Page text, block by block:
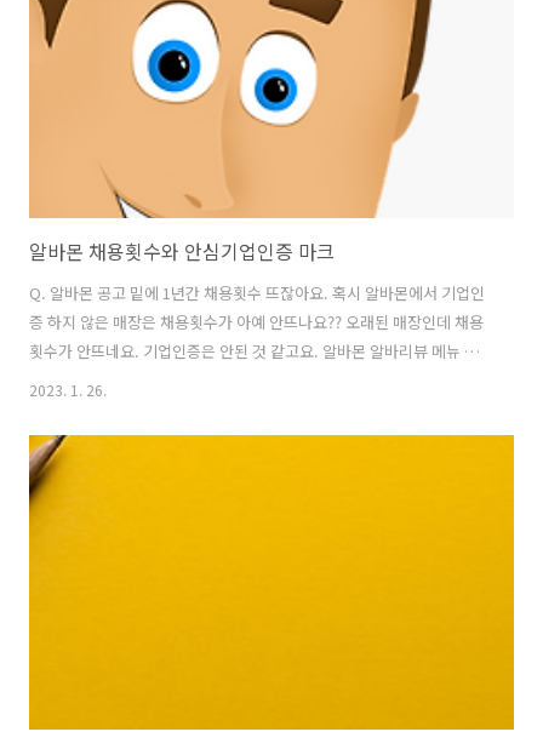
면 그 직전까지 이력서를 받아서 그 중에 적임자를 뽑을 수 있습니다. 만
일 기존 알바생이 다음달에 그만둔다면 좀더 여유가 있겠죠? 이런 경우
알바몬 채용횟수와 안심기업인증 마크
Q. 알바몬 공고 밑에 1년간 채용횟수 뜨잖아요. 혹시 알바몬에서 기업인
증 하지 않은 매장은 채용횟수가 아예 안뜨나요?? 오래된 매장인데 채용
횟수가 안뜨네요. 기업인증은 안된 것 같고요. 알바몬 알바리뷰 메뉴 가
봐도 해당 지점 알바 후기도없고 ㅠ A. 기업인증과 채용횟수는 별개입니
입니다. ​알바몬 기업 인증 마크는 1년 이내에 알바몬 내 사업자 등록증을
업로드하여 인증 확인 절차를 거친 기업에게 노출되는 마크입니다. 해당
인증 절차를 거친 업체들은 '알바몬 기업 인증을 완료한 안심기업'이라는
2023. 1. 26.